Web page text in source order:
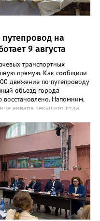
на
9 августа
транспортных
прямую. Как сообщили
движение по путепроводу
объезд города
восстановлено. Напомним,
января текущего года.
транспортных
дороге «Восточный
сказано в сообщении.
— важнейшая транспортная
с региональной
поток транспорта и
округа и
движение по восточному
Водителей просят
и быть